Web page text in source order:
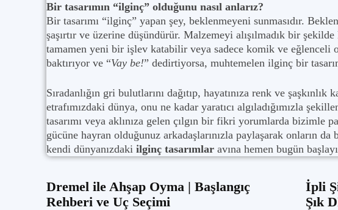
Bir tasarımın “ilginç” olduğunu nasıl anlarız?
Bir tasarımı “ilginç” yapan şey, beklenmeyeni sunmasıdır.
şaşırtır ve üzerine düşündürür. Malzemeyi alışılmadık bir
tamamen yeni bir işlev katabilir veya sadece komik ve eğlenceli
baktırıyor ve “Vay be!” dedirtiyorsa, muhtemelen ilginç bir
Sıradanlığın gri bulutlarını dağıtıp, hayatınıza renk ve şaşkınlık
etrafımızdaki dünya, onu ne kadar yaratıcı algıladığımızla
tasarımı veya aklınıza gelen çılgın bir fikri yorumlarda bizimle
gücüne hayran olduğunuz arkadaşlarınızla paylaşarak onların da
kendi dünyanızdaki ilginç tasarımlar avına hemen bugün
Dremel ile Ahşap Oyma | Başlangıç
Rehberi ve Uç Seçimi
İpli
Şık